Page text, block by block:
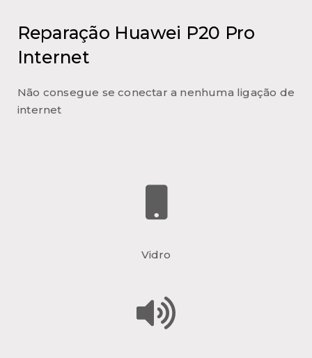
Reparação Huawei P20 Pro
Internet
Não consegue se conectar a nenhuma ligação de
internet
Vidro